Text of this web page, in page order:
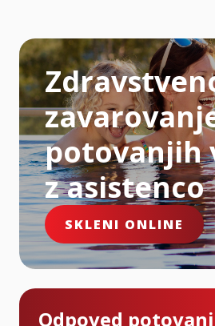
potovanjih
z asistenco
SKLENI ONLINE
Odpoved